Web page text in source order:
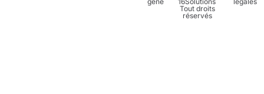
Tout droits
réservés